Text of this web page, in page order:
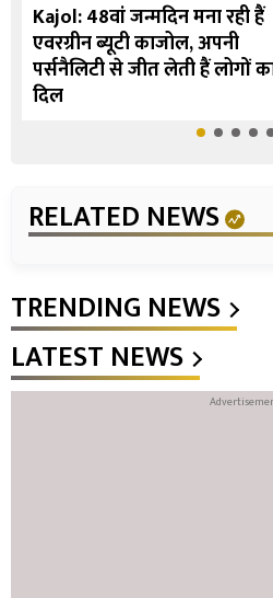
Kajol: 48वां जन्मदिन मना रही हैं
एवरग्रीन ब्यूटी काजोल, अपनी
पर्सनैलिटी से जीत लेती हैं लोगों
दिल
RELATED NEWS
TRENDING NEWS
LATEST NEWS